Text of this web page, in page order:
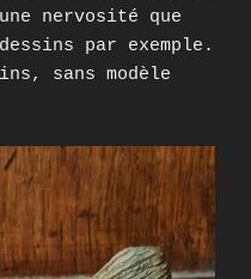
nervosité que
par exemple.
sans modèle